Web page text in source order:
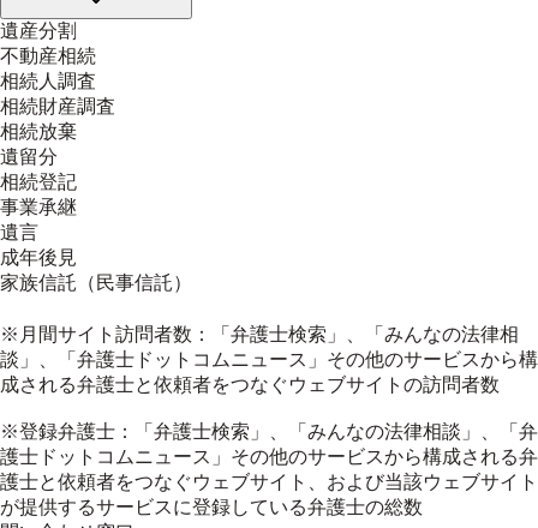
遺産分割
不動産相続
相続人調査
相続財産調査
相続放棄
遺留分
相続登記
事業承継
遺言
成年後見
家族信託（民事信託）
※月間サイト訪問者数：「弁護士検索」、「みんなの法律相
談」、「弁護士ドットコムニュース」その他のサービスから構
成される弁護士と依頼者をつなぐウェブサイトの訪問者数
※登録弁護士：「弁護士検索」、「みんなの法律相談」、「弁
護士ドットコムニュース」その他のサービスから構成される弁
護士と依頼者をつなぐウェブサイト、および当該ウェブサイト
が提供するサービスに登録している弁護士の総数